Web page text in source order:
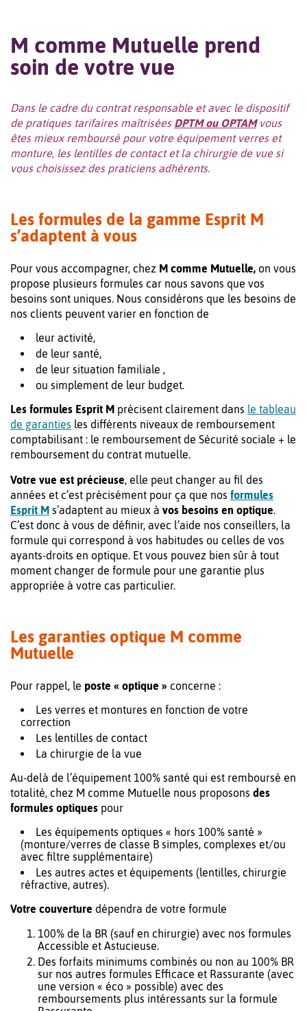
M comme Mutuelle prend
soin de votre vue
Dans le cadre du contrat responsable et avec le dispositif
de pratiques tarifaires maîtrisées DPTM ou OPTAM vous
êtes mieux remboursé pour votre équipement verres et
monture, les lentilles de contact et la chirurgie de vue si
vous choisissez des praticiens adhérents.
Les formules de la gamme Esprit M
s’adaptent à vous
Pour vous accompagner, chez M comme Mutuelle, on vous
propose plusieurs formules car nous savons que vos
besoins sont uniques. Nous considérons que les besoins de
nos clients peuvent varier en fonction de
leur activité,
de leur santé,
de leur situation familiale ,
ou simplement de leur budget.
Les formules Esprit M précisent clairement dans le tableau
de garanties les différents niveaux de remboursement
comptabilisant : le remboursement de Sécurité sociale + le
remboursement du contrat mutuelle.
Votre vue est précieuse, elle peut changer au fil des
années et c’est précisément pour ça que nos formules
Esprit M s’adaptent au mieux à vos besoins en optique.
C’est donc à vous de définir, avec l’aide nos conseillers, la
formule qui correspond à vos habitudes ou celles de vos
ayants-droits en optique. Et vous pouvez bien sûr à tout
moment changer de formule pour une garantie plus
appropriée à votre cas particulier.
Les garanties optique M comme
Mutuelle
Pour rappel, le poste « optique » concerne :
Les verres et montures en fonction de votre
correction
Les lentilles de contact
La chirurgie de la vue
Au-delà de l’équipement 100% santé qui est remboursé en
totalité, chez M comme Mutuelle nous proposons des
formules optiques pour
Les équipements optiques « hors 100% santé »
(monture/verres de classe B simples, complexes et/ou
avec filtre supplémentaire)
Les autres actes et équipements (lentilles, chirurgie
réfractive, autres).
Votre couverture dépendra de votre formule
100% de la BR (sauf en chirurgie) avec nos formules
Accessible et Astucieuse.
Des forfaits minimums combinés ou non au 100% BR
sur nos autres formules Efficace et Rassurante (avec
une version « éco » possible) avec des
remboursements plus intéressants sur la formule